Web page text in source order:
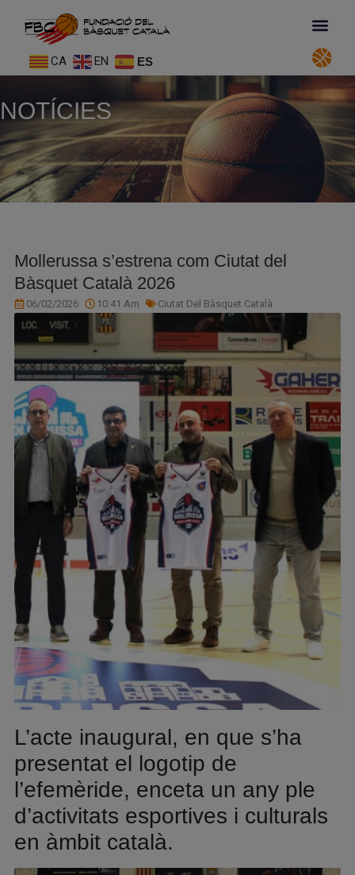
CA EN ES
NOTÍCIES
Mollerussa s’estrena com Ciutat del
Bàsquet Català 2026
06/02/2026 10:41 Am Ciutat Del Bàsquet Català
L’acte inaugural, en que s’ha
presentat el logotip de
l’efemèride, enceta un any ple
d’activitats esportives i culturals
en àmbit català.